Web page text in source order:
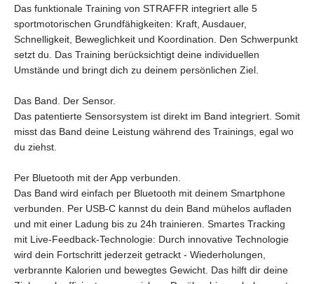
Das funktionale Training von STRAFFR integriert alle 5
sportmotorischen Grundfähigkeiten: Kraft, Ausdauer,
Schnelligkeit, Beweglichkeit und Koordination. Den Schwerpunkt
setzt du. Das Training berücksichtigt deine individuellen
Umstände und bringt dich zu deinem persönlichen Ziel.
Das Band. Der Sensor.
Das patentierte Sensorsystem ist direkt im Band integriert. Somit
misst das Band deine Leistung während des Trainings, egal wo
du ziehst.
Per Bluetooth mit der App verbunden.
Das Band wird einfach per Bluetooth mit deinem Smartphone
verbunden. Per USB-C kannst du dein Band mühelos aufladen
und mit einer Ladung bis zu 24h trainieren. Smartes Tracking
mit Live-Feedback-Technologie: Durch innovative Technologie
wird dein Fortschritt jederzeit getrackt - Wiederholungen,
verbrannte Kalorien und bewegtes Gewicht. Das hilft dir deine